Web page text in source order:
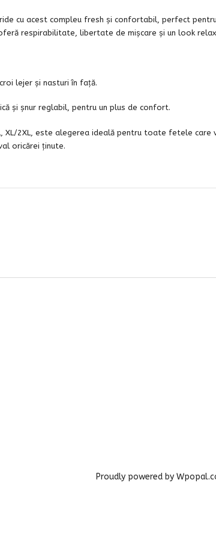
cu acest compleu fresh și confortabil, perfect
respirabilitate, libertate de mișcare și un look
lejer și nasturi în față.
și șnur reglabil, pentru un plus de confort.
XL/2XL, este alegerea ideală pentru toate fetele care
oricărei ținute.
Proudly powered by